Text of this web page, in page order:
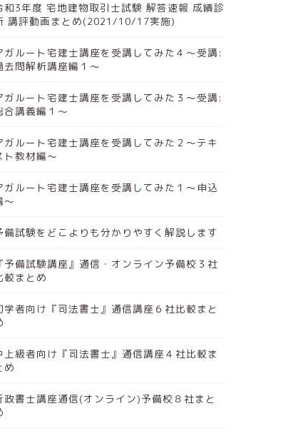
和3年度 宅地建物取引士試験 解答速報 成績診
講評動画まとめ(2021/10/17実施)
ガルート宅建士講座を受講してみた４～受講:
去問解析講座編１～
ガルート宅建士講座を受講してみた３～受講:
合講義編１～
ガルート宅建士講座を受講してみた２～テキ
ト教材編～
ガルート宅建士講座を受講してみた１～申込
～
備試験をどこよりも分かりやすく解説します
予備試験講座』通信・オンライン予備校３社
較まとめ
学者向け『司法書士』通信講座６社比較まと
上級者向け『司法書士』通信講座４社比較ま
め
政書士講座通信(オンライン)予備校８社まと